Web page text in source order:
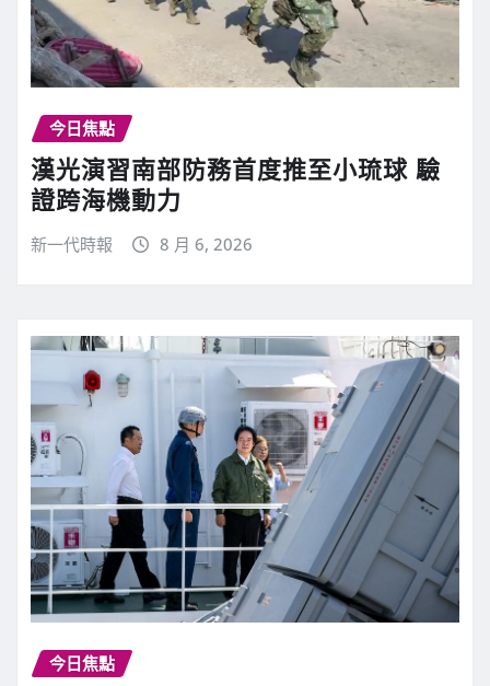
今日焦點
漢光演習南部防務首度推至小琉球 驗
證跨海機動力
新一代時報 8 月 6, 2026
今日焦點